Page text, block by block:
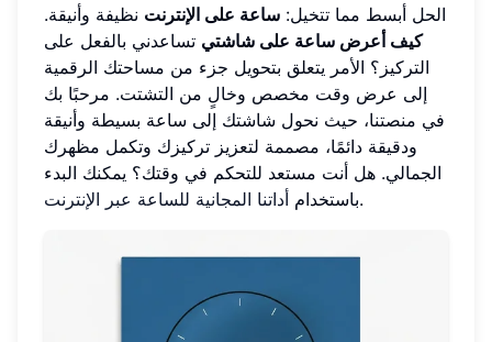
الحل أبسط مما تتخيل: ساعة على الإنترنت نظيفة وأنيقة.
كيف أعرض ساعة على شاشتي تساعدني بالفعل على
التركيز؟ الأمر يتعلق بتحويل جزء من مساحتك الرقمية
إلى عرض وقت مخصص وخالٍ من التشتت. مرحبًا بك
في منصتنا، حيث نحول شاشتك إلى ساعة بسيطة وأنيقة
ودقيقة دائمًا، مصممة لتعزيز تركيزك وتكمل مظهرك
الجمالي. هل أنت مستعد للتحكم في وقتك؟ يمكنك البدء
باستخدام أداتنا المجانية للساعة عبر الإنترنت .